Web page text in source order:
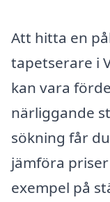
Att hitta en
tapetserare i
kan vara
närliggande
sökning får
jämföra
exempel på